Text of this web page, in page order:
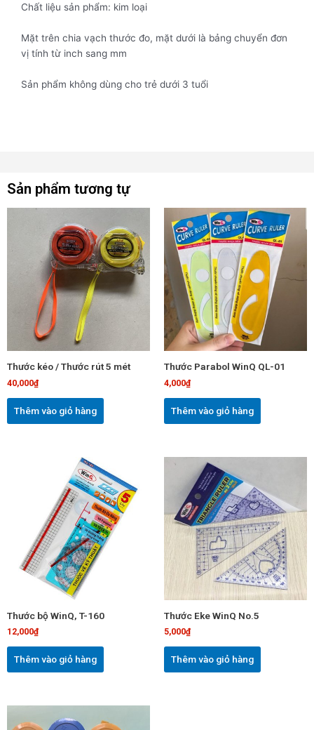
Chất liệu sản phẩm: kim loại
Mặt trên chia vạch thước đo, mặt dưới là bảng chuyển đơn
vị tính từ inch sang mm
Sản phẩm không dùng cho trẻ dưới 3 tuổi
Sản phẩm tương tự
Thước kéo / Thước rút 5 mét
40,000₫
Thêm vào giỏ hàng
Thước Parabol WinQ QL-01
4,000₫
Thêm vào giỏ hàng
Thước bộ WinQ, T-160
12,000₫
Thêm vào giỏ hàng
Thước Eke WinQ No.5
5,000₫
Thêm vào giỏ hàng